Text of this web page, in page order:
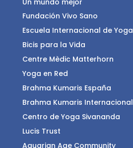
Un mundo mejor
Fundación Vivo Sano
Escuela Internacional de Yoga
Bicis para la Vida
Centre Mèdic Matterhorn
Yoga en Red
Brahma Kumaris España
Brahma Kumaris Internacional
Centro de Yoga Sivananda
Lucis Trust
Aquarian Age Community